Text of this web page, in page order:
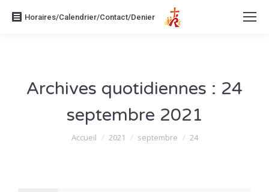
Horaires/Calendrier/Contact/Denier
Archives quotidiennes : 24
septembre 2021
Vous êtes ici :
Accueil 2021 septembre 24